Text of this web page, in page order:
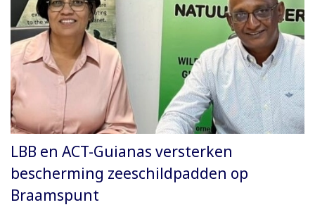
LBB en ACT-Guianas versterken
bescherming zeeschildpadden op
Braamspunt